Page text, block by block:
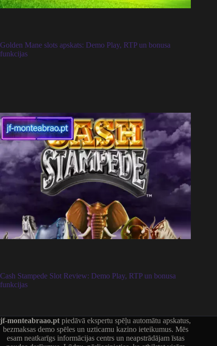
Golden Mane slots apskats: Demo Play, RTP un bonusa
funkcijas
Cash Stampede Slot Review: Demo Play, RTP un bonusa
funkcijas
jf-monteabraao.pt piedāvā ekspertu spēļu automātu apskatus,
bezmaksas demo spēles un uzticamu kazino ieteikumus. Mēs
esam neatkarīgs informācijas centrs un neapstrādājam īstas